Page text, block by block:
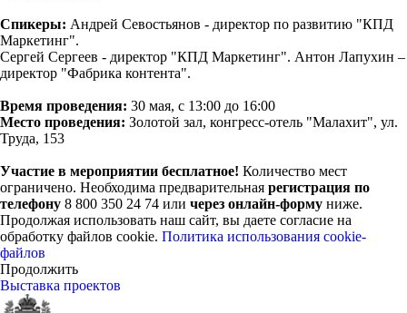
Спикеры: Андрей Севостьянов - директор по развитию "КПД
Маркетинг".
Сергей Сергеев - директор "КПД Маркетинг". Антон Лапухин –
директор "Фабрика контента".
Время проведения: 30 мая, с 13:00 до 16:00
Место проведения: Золотой зал, конгресс-отель "Малахит", ул.
Труда, 153
Участие в мероприятии бесплатное! Количество мест
ограничено. Необходима предварительная регистрация по
телефону 8 800 350 24 74 или через онлайн-форму ниже.
Продолжая использовать наш сайт, вы даете согласие на
обработку файлов cookie. Политика использования cookie-
файлов
Продолжить
Выставка проектов